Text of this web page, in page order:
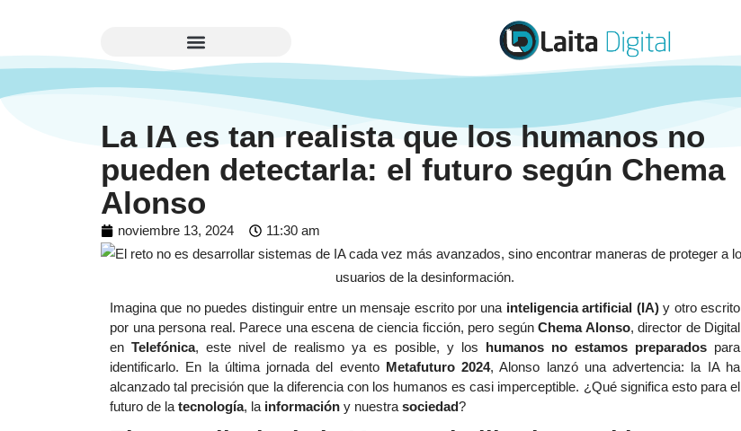
La IA es tan realista que los humanos no
pueden detectarla: el futuro según Chema
Alonso
noviembre 13, 2024 11:30 am
Imagina que no puedes distinguir entre un mensaje escrito por una inteligencia artificial (IA)y otro escrito
por una persona real. Parece una escena de ciencia ficción, pero según Chema Alonso, director de Digital
en Telefónica, este nivel de realismo ya es posible, y los humanos no estamos preparados para
identificarlo. En la última jornada del evento Metafuturo 2024, Alonso lanzó una advertencia: la IA ha
alcanzado tal precisión que la diferencia con los humanos es casi imperceptible. ¿Qué significa esto para el
futuro de la tecnología, la información y nuestra sociedad?